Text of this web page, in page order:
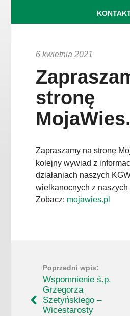
6 kwietnia 2021
stronę
Zapraszamy na stronę
kolejny wywiad z
działaniach naszych
wielkanocnych z naszych
Zobacz: mojawies.pl
Wspomnienie ś.p.
Grzegorza
Szetyńskiego –
Wicestarosty